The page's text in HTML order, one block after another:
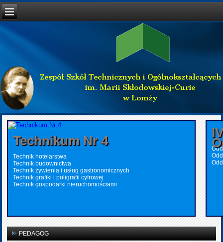
Technikum Nr 4
Technik hotelarstwa
Technik budownictwa
Technik żywienia i usług gastronomicznych
Technik grafiki i poligrafii cyfrowej
Technik gospodarki nieruchomościami
PEDAGOG